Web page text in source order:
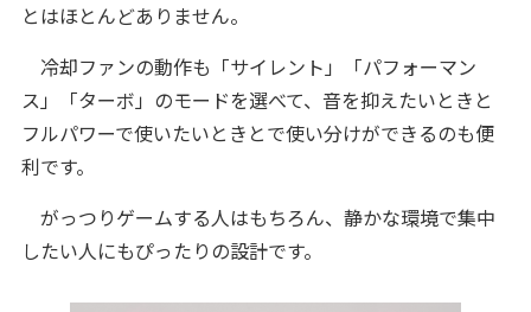
とはほとんどありません。
冷却ファンの動作も「サイレント」「パフォーマン
ス」「ターボ」のモードを選べて、音を抑えたいときと
フルパワーで使いたいときとで使い分けができるのも便
利です。
がっつりゲームする人はもちろん、静かな環境で集中
したい人にもぴったりの設計です。